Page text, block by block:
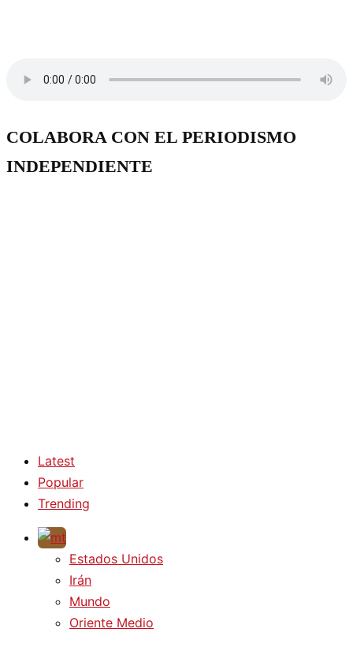
COLABORA CON EL PERIODISMO
INDEPENDIENTE
Latest
Popular
Trending
Estados Unidos
Irán
Mundo
Oriente Medio